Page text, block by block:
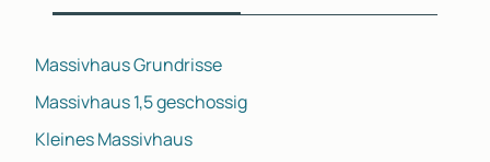
Massivhaus Grundrisse
Massivhaus 1,5 geschossig
Kleines Massivhaus